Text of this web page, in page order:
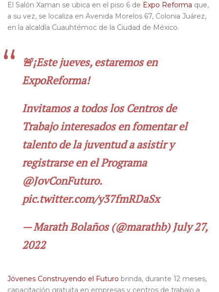
El Salón Xaman se ubica en el piso 6 de Expo Reforma que,
a su vez, se localiza en Avenida Morelos 67, Colonia Juárez,
en la alcaldía Cuauhtémoc de la Ciudad de México.
🚨¡Este jueves, estaremos en
ExpoReforma!
Invitamos a todos los Centros de
Trabajo interesados en fomentar el
talento de la juventud a asistir y
registrarse en el Programa
@JovConFuturo.
pic.twitter.com/y37fmRDaSx
— Marath Bolaños (@marathb) July 27,
2022
Jóvenes Construyendo el Futuro brinda, durante 12 meses,